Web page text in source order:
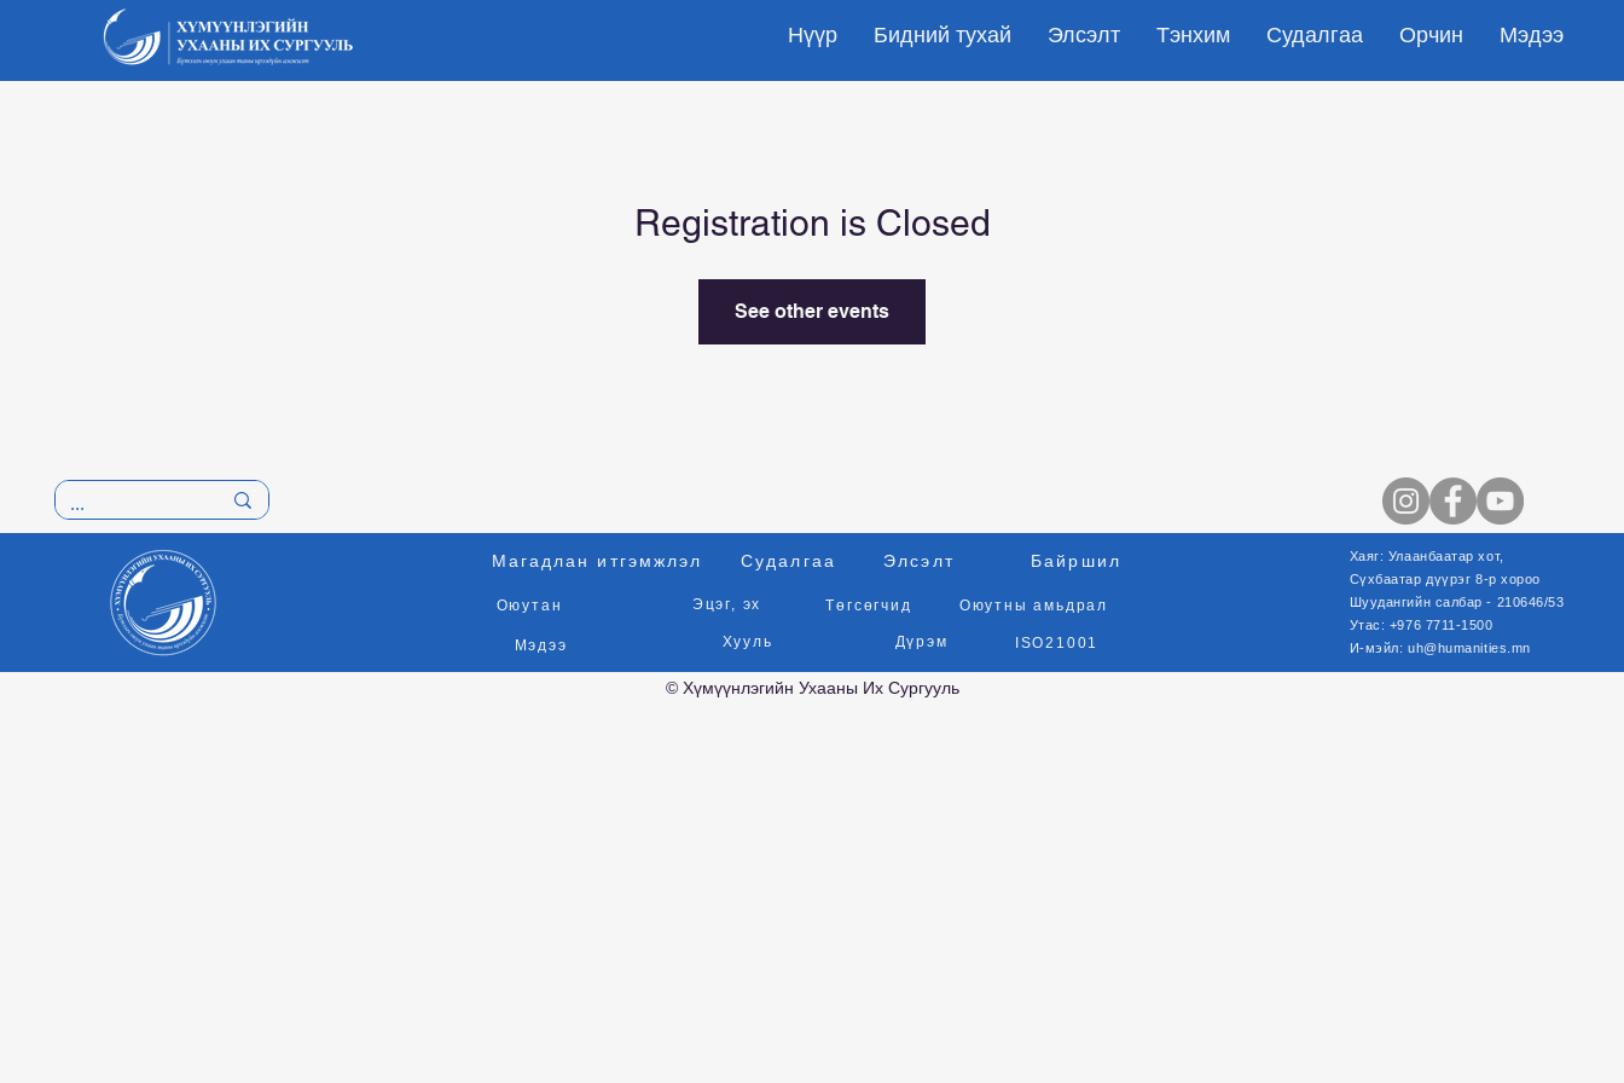
Нүүр Бидний тухай Элсэлт Тэнхим Судалгаа Орчин Мэдээ
Registration is Closed
See other events
Оюутан Эцэг, эх Төгсөгчид Оюутны амьдрал
Магадлан итгэмжлэл Судалгаа Элсэлт Байршил
Мэдээ Хууль Дүрэм ISO21001
Хаяг: Улаанбаатар хот,
Сүхбаатар дүүрэг 8-р хороо
Шуудангийн салбар - 210646/53
Утас: +976 7711-1500
И-мэйл: uh@humanities.mn
© Хүмүүнлэгийн Ухааны Их Сургууль